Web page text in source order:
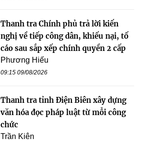
Thanh tra Chính phủ trả lời kiến
nghị về tiếp công dân, khiếu nại, tố
cáo sau sắp xếp chính quyền 2 cấp
Phương Hiếu
09:15 09/08/2026
Thanh tra tỉnh Điện Biên xây dựng
văn hóa đọc pháp luật từ mỗi công
chức
Trần Kiên